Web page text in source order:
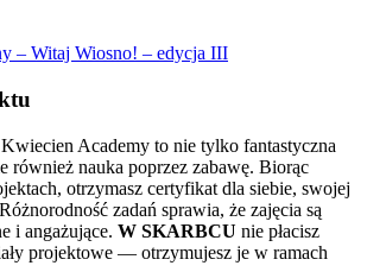
Academy to nie tylko fantastyczna
również nauka poprzez zabawę. Biorąc
otrzymasz certyfikat dla siebie, swojej
zadań sprawia, że zajęcia są
i angażujące. W SKARBCU nie płacisz
projektowe — otrzymujesz je w ramach